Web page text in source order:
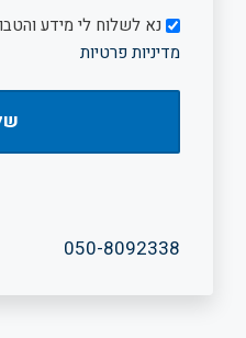
דיוורנא לשלוח לי מידע
מדיניות פרטיות
050-8092338